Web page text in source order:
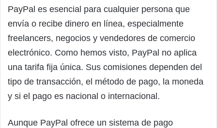
PayPal es esencial para cualquier persona que
envía o recibe dinero en línea, especialmente
freelancers, negocios y vendedores de comercio
electrónico. Como hemos visto, PayPal no aplica
una tarifa fija única. Sus comisiones dependen del
tipo de transacción, el método de pago, la moneda
y si el pago es nacional o internacional.
Aunque PayPal ofrece un sistema de pago